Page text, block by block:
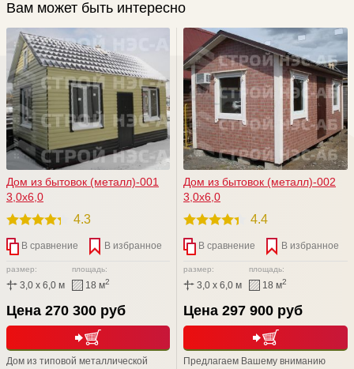
Вам может быть интересно
Дом из бытовок (металл)-001
3,0х6,0
4.3
В сравнение В избранное
размер:
3,0 x 6,0 м
площадь:
18 м2
Цена 270 300 руб
Дом из типовой металлической
Дом из бытовок (металл)-002
3,0х6,0
4.4
В сравнение В избранное
размер:
3,0 x 6,0 м
площадь:
18 м2
Цена 297 900 руб
Предлагаем Вашему вниманию